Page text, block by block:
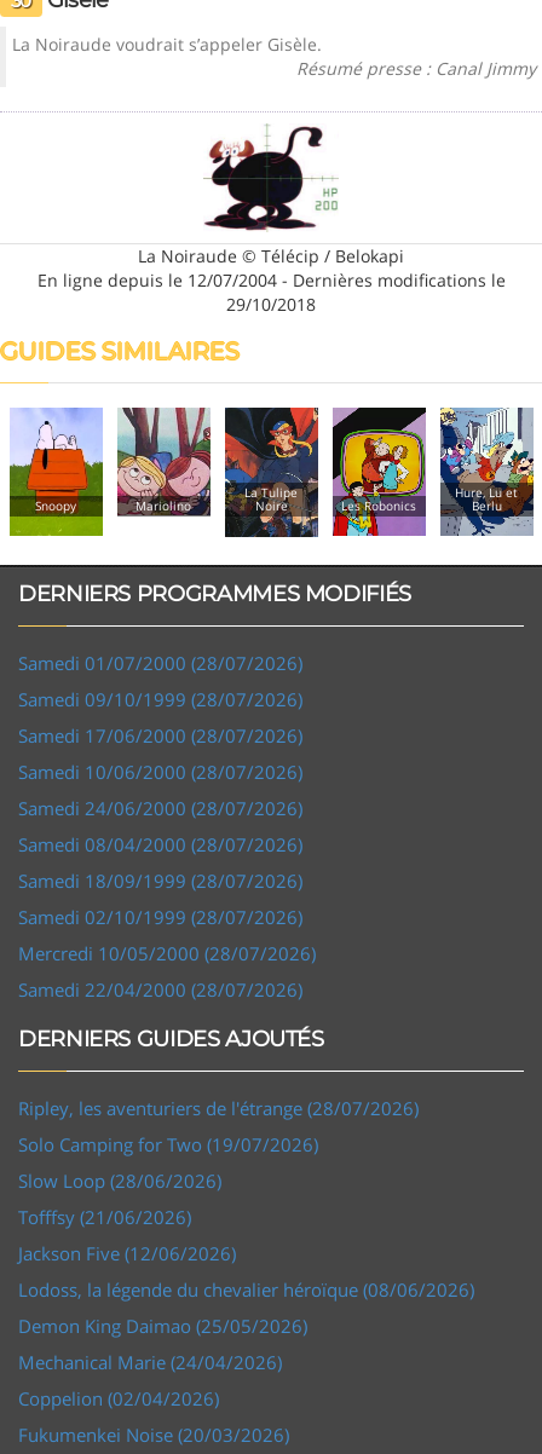
La Noiraude voudrait s’appeler Gisèle.
Résumé presse : Canal Jimmy
La Noiraude © Télécip / Belokapi
En ligne depuis le 12/07/2004 - Dernières modifications le
29/10/2018
GUIDES SIMILAIRES
Mariolino
La Tulipe
Noire Les Robonics
Hure, Lu et
Berlu King
DERNIERS PROGRAMMES MODIFIÉS
Samedi 01/07/2000 (28/07/2026)
Samedi 09/10/1999 (28/07/2026)
Samedi 17/06/2000 (28/07/2026)
Samedi 10/06/2000 (28/07/2026)
Samedi 24/06/2000 (28/07/2026)
Samedi 08/04/2000 (28/07/2026)
Samedi 18/09/1999 (28/07/2026)
Samedi 02/10/1999 (28/07/2026)
Mercredi 10/05/2000 (28/07/2026)
Samedi 22/04/2000 (28/07/2026)
DERNIERS GUIDES AJOUTÉS
Ripley, les aventuriers de l'étrange (28/07/2026)
Solo Camping for Two (19/07/2026)
Slow Loop (28/06/2026)
Tofffsy (21/06/2026)
Jackson Five (12/06/2026)
Lodoss, la légende du chevalier héroïque (08/06/2026)
Demon King Daimao (25/05/2026)
Mechanical Marie (24/04/2026)
Coppelion (02/04/2026)
Fukumenkei Noise (20/03/2026)